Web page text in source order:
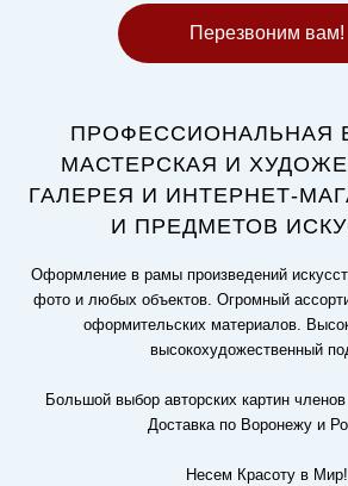
Перезвоним вам!
ПРОФЕССИОНАЛЬНАЯ
МАСТЕРСКАЯ И
ГАЛЕРЕЯ И ИНТЕРНЕТ-
И ПРЕДМЕТОВ
Оформление в рамы произведений
фото и любых объектов. Огромный
оформительских материалов.
высокохудожественный
Большой выбор авторских картин
Доставка по Воронежу и
Несем Красоту в Мир!